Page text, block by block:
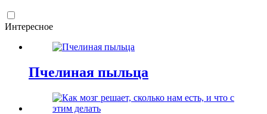
Интересное
Пчелиная пыльца